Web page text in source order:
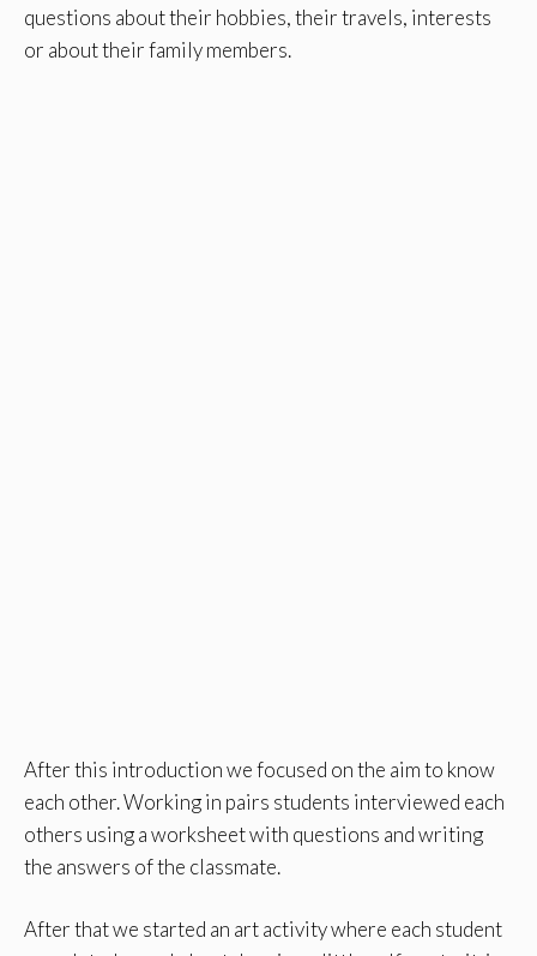
questions about their hobbies, their travels, interests
or about their family members.
After this introduction we focused on the aim to know
each other. Working in pairs students interviewed each
others using a worksheet with questions and writing
the answers of the classmate.
After that we started an art activity where each student